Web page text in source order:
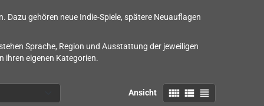
gehören neue Indie-Spiele, spätere Neuauflagen
Sprache, Region und Ausstattung der jeweiligen
ihren eigenen Kategorien.
Ansicht view_comfy view_list view_headline